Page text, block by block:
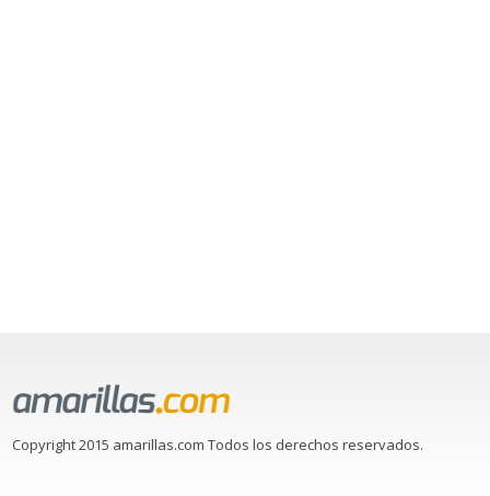
Copyright 2015 amarillas.com Todos los derechos reservados.